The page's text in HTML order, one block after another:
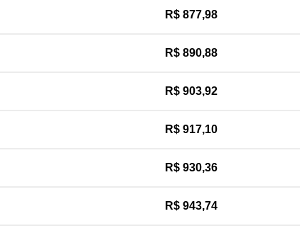
R$ 877,98
R$ 890,88
R$ 903,92
R$ 917,10
R$ 930,36
R$ 943,74